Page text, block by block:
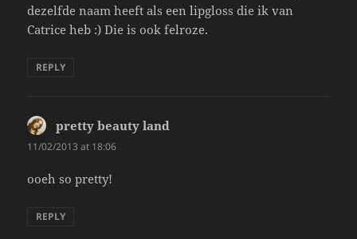
dezelfde naam heeft als een lipgloss die ik van
Catrice heb :) Die is ook felroze.
REPLY
pretty beauty land
11/02/2013 at 18:06
ooeh so pretty!
REPLY